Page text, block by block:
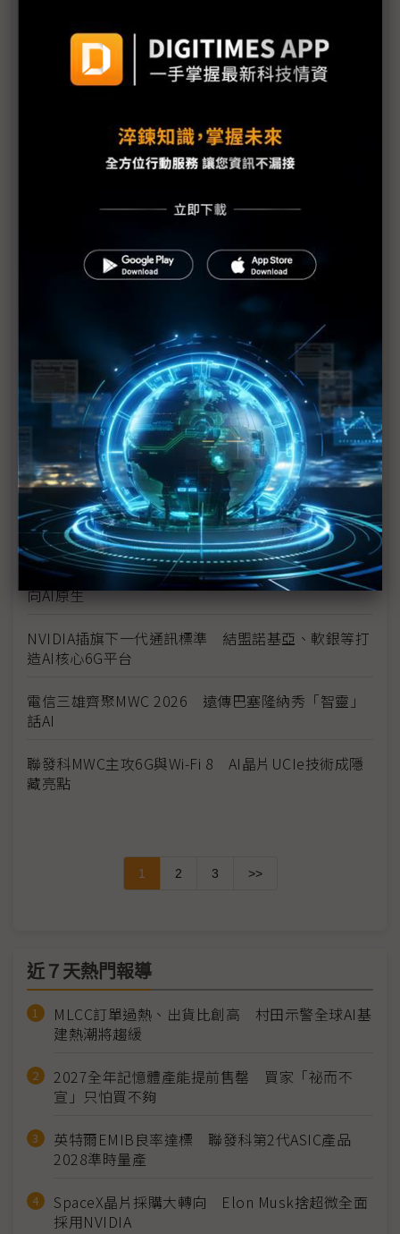
聯發科加入Starlink生態系 MWC 2026攜手SpaceX
展示手機緊急衛星服務
神盾MWC集團全出擊 衛星通訊、無人機系統整合成
Elite Wear穿戴晶片
行動AI生態擴及汽車、機器人 loT應用成MWC主旋
記憶體短缺衝擊手機市場 中國廠MWC轉向AI突圍
AI手機定義再革新 榮耀Robot Phone導入具身智慧
光寶整合NVIDIA AI Aerial與生態系夥伴 亮相MWC
2026加速AI RAN商用化
稜研科技MWC展毫米波相位陣列布局 聚焦多軌衛星
通訊
雲達攜諾基亞、NVIDIA打造AI-RAN架構 助電信商邁
向AI原生
NVIDIA插旗下一代通訊標準 結盟諾基亞、軟銀等打
造AI核心6G平台
電信三雄齊聚MWC 2026 遠傳巴塞隆納秀「智靈」
話AI
聯發科MWC主攻6G與Wi-Fi 8 AI晶片UCIe技術成隱
藏亮點
1 2 3 >>
近７天熱門報導
MLCC訂單過熱、出貨比創高 村田示警全球AI基
建熱潮將趨緩
2027全年記憶體產能提前售罄 買家「祕而不
宣」只怕買不夠
英特爾EMIB良率達標 聯發科第2代ASIC產品
2028準時量產
SpaceX晶片採購大轉向 Elon Musk捨超微全面
採用NVIDIA